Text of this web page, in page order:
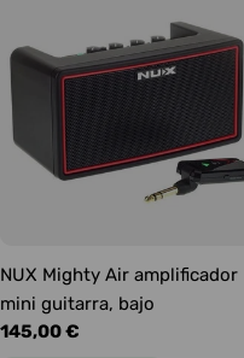
NUX Mighty Air amplificador
mini guitarra, bajo
Precio
145,00 €